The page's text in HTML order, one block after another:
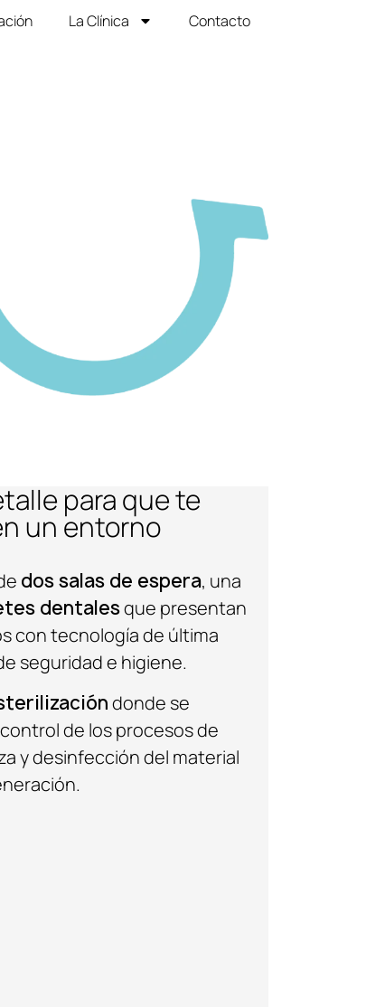
La Clínica Contacto
para que te
un entorno
dos salas de espera, una
dentalesque presentan
con tecnología de última
seguridad e higiene.
donde se
de los procesos de
y desinfección del material